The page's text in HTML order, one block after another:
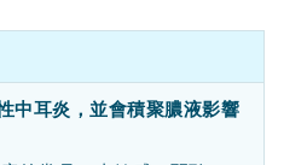
中耳炎，並會積聚膿液影響